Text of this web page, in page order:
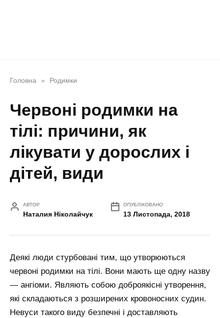
Головна » Родимки
Червоні родимки на
тілі: причини, як
лікувати у дорослих і
дітей, види
АВТОР
Наталия Ніколайчук
ОПУБЛІКОВАНО
13 Листопада, 2018
Деякі люди стурбовані тим, що утворюються
червоні родимки на тілі. Вони мають ще одну назву
— ангіоми. Являють собою доброякісні утворення,
які складаються з розширених кровоносних судин.
Невуси такого виду безпечні і доставляють